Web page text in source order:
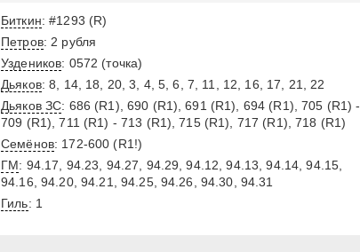
Биткин: #1293 (R)
Петров: 2 рубля
Уздеников: 0572 (точка)
Дьяков: 8, 14, 18, 20, 3, 4, 5, 6, 7, 11, 12, 16, 17, 21, 22
Дьяков ЗС: 686 (R1), 690 (R1), 691 (R1), 694 (R1), 705 (R1) -
709 (R1), 711 (R1) - 713 (R1), 715 (R1), 717 (R1), 718 (R1)
Семёнов: 172-600 (R1!)
ГМ: 94.17, 94.23, 94.27, 94.29, 94.12, 94.13, 94.14, 94.15,
94.16, 94.20, 94.21, 94.25, 94.26, 94.30, 94.31
Гиль: 1